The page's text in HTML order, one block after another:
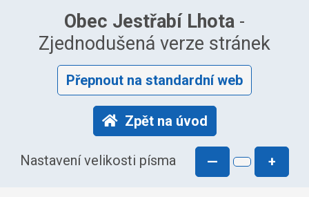
Obec Jestřabí Lhota -
Zjednodušená verze stránek
Přepnout na standardní web
Zpět na úvod
Nastavení velikosti písma — +